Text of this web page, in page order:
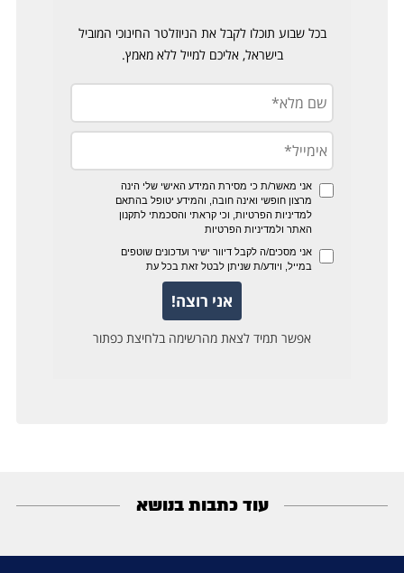
עוד כתבות בנושא